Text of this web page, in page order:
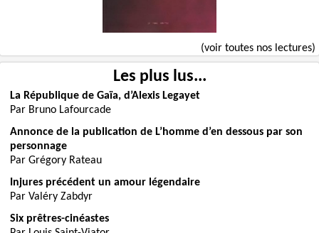
(voir toutes nos lectures)
Les plus lus...
La République de Gaïa, d’Alexis Legayet
Par Bruno Lafourcade
Annonce de la publication de L’homme d’en dessous par son
personnage
Par Grégory Rateau
Injures précédent un amour légendaire
Par Valéry Zabdyr
Six prêtres-cinéastes